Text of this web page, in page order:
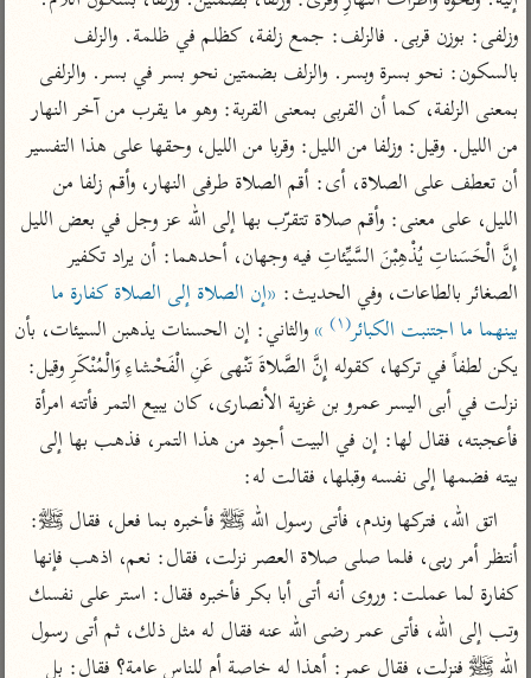
تفسير القرطبي
تفسير البغوي
جمع الأقوال
تفسير ابن الجوزي
تفسير الماوردي
منتقاة
تفسير ابن القيم
تفسير ابن تيمية
عامّة
تفسير السمعاني
تفسير مكّي
محاسن التأويل
للقاسمي
تفسير الثعالبي
تفسير ابن جزي
موسوعات
تفسير الآلوسي
تفسير الرازي
أخرى
أضواء البيان
نظم الدرر للبقاعي
لغة وبلاغة
التحرير والتنوير
المحرر الوجيز لابن
عطية
البحر المحيط لأبي
حيان
البسيط للواحدي
التفسير
تفسير السعدي
أيسر التفاسير
القرآن – تدبر وعمل
تفسير ابن عثيمين
مركَّزة العبارة
تفسير الجلالين
جامع البيان للإيجي
تفسير البيضاوي
تفسير النسفي
تفسير ابن أبي زمنين
آثار
موسوعة التفسير
المأثور
بمعنى الزلفة، كما أن القربى بمعنى القربة: وهو ما يقرب من آخر النهار
من الليل. وقيل: وزلفا من الليل: وقربا من الليل، وحقها على هذا التفسير
إِنَّ الْحَسَناتِ يُذْهِبْنَ السَّيِّئاتِ فيه وجهان، أحدهما: أن يراد تكفير
الصغائر بالطاعات، وفي الحديث:
بينهما ما اجتنبت الكبائر(١) »
بيته فضمها إلى نفسه وقبلها، فقالت له: